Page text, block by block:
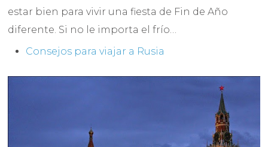
estar bien para vivir una fiesta de Fin de Año
diferente. Si no le importa el frío…
Consejos para viajar a Rusia